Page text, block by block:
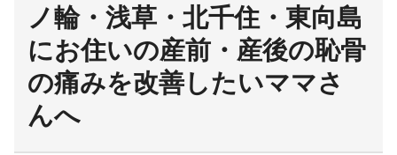
ノ輪・浅草・北千住・東向島
にお住いの産前・産後の恥骨
の痛みを改善したいママさ
んへ